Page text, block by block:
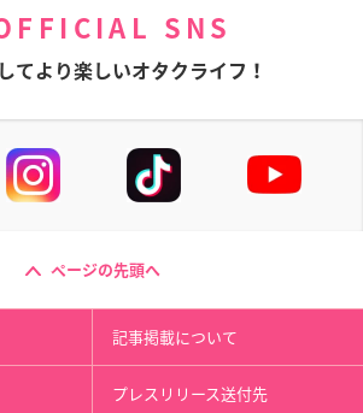
SNS
てより楽しいオタクライフ！
ページの先頭へ
記事掲載について
プレスリリース送付先